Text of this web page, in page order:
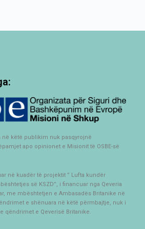
këtë publikim nuk pasqyrojnë
apo opinionet e Misionit të OSBE-së
në kuadër të projektit ” Lufta kundër
së KSZD”, i financuar nga Qeveria
me mbështetjen e Ambasadës Britanike në
e shënuara në këtë përmbajtje, nuk i
qëndrimet e Qeverisë Britanike.